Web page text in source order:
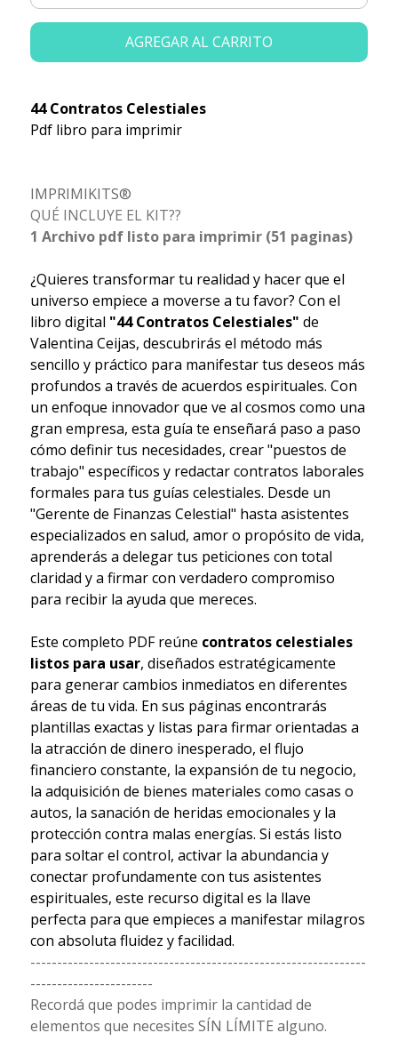
AGREGAR AL CARRITO
44 Contratos Celestiales
Pdf libro para imprimir
IMPRIMIKITS®
QUÉ INCLUYE EL KIT??
1 Archivo pdf listo para imprimir (51 paginas)
¿Quieres transformar tu realidad y hacer que el
universo empiece a moverse a tu favor? Con el
libro digital "44 Contratos Celestiales" de
Valentina Ceijas, descubrirás el método más
sencillo y práctico para manifestar tus deseos más
profundos a través de acuerdos espirituales. Con
un enfoque innovador que ve al cosmos como una
gran empresa, esta guía te enseñará paso a paso
cómo definir tus necesidades, crear "puestos de
trabajo" específicos y redactar contratos laborales
formales para tus guías celestiales. Desde un
"Gerente de Finanzas Celestial" hasta asistentes
especializados en salud, amor o propósito de vida,
aprenderás a delegar tus peticiones con total
claridad y a firmar con verdadero compromiso
para recibir la ayuda que mereces.
Este completo PDF reúne contratos celestiales
listos para usar, diseñados estratégicamente
para generar cambios inmediatos en diferentes
áreas de tu vida. En sus páginas encontrarás
plantillas exactas y listas para firmar orientadas a
la atracción de dinero inesperado, el flujo
financiero constante, la expansión de tu negocio,
la adquisición de bienes materiales como casas o
autos, la sanación de heridas emocionales y la
protección contra malas energías. Si estás listo
para soltar el control, activar la abundancia y
conectar profundamente con tus asistentes
espirituales, este recurso digital es la llave
perfecta para que empieces a manifestar milagros
con absoluta fluidez y facilidad.
---------------------------------------------------------------
-----------------------
Recordá que podes imprimir la cantidad de
elementos que necesites SÍN LÍMITE alguno.